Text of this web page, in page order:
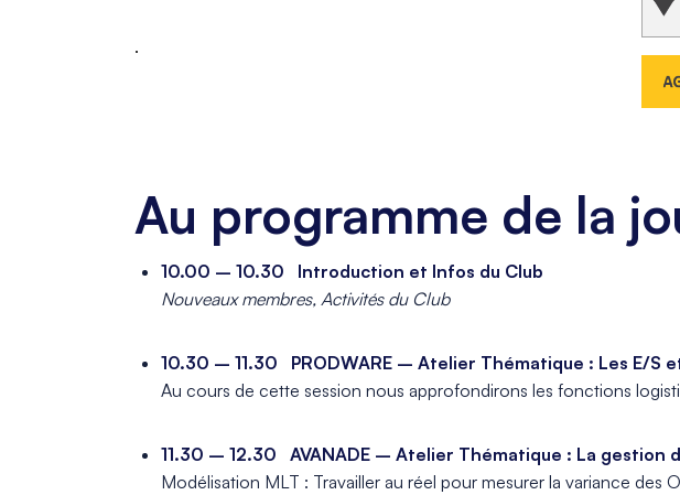
.
Au programme de la
10.00 – 10.30 Introduction et Infos du Club
Nouveaux membres, Activités du Club
10.30 – 11.30 PRODWARE – Atelier Thématique : Les E/S
Au cours de cette session nous approfondirons les fonctions
11.30 – 12.30 AVANADE – Atelier Thématique : La
Modélisation MLT : Travailler au réel pour mesurer la variance des